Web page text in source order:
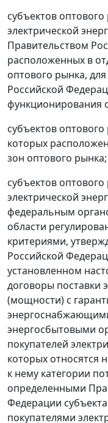
субъектов
электрической
Правительством
расположенных в
оптового рынка,
Российской
функционирования
субъектов
которых
зон оптового рынка;
субъектов
электрической
федеральным
области
критериями,
Российской
установленном
договоры поставки
(мощности) с
энергосбытовыми
покупателей
которых относятся
к нему категории
определенными
Федерации
покупателями